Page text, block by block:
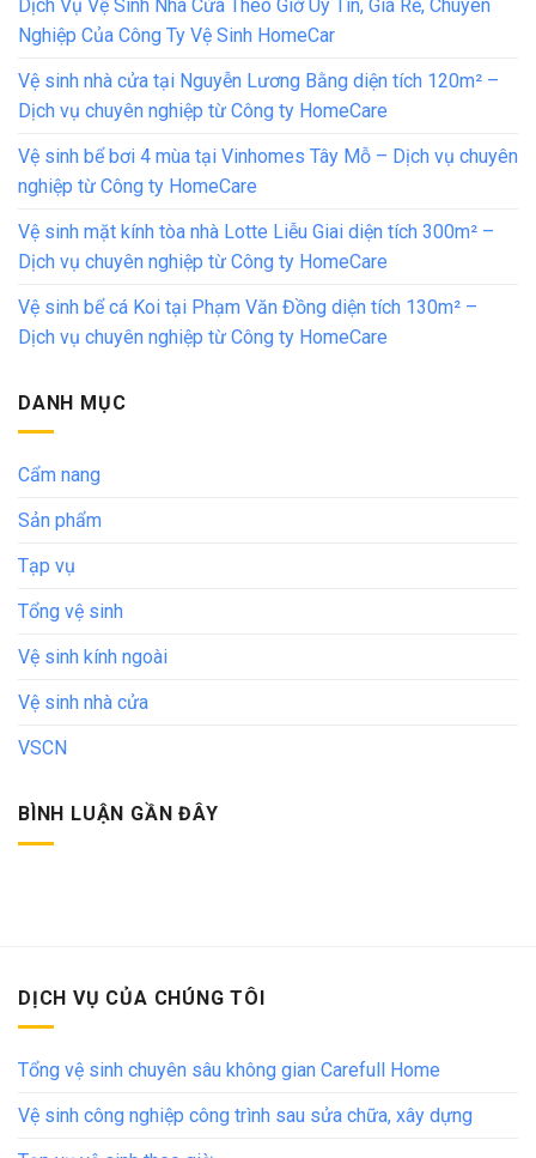
Dịch Vụ Vệ Sinh Nhà Cửa Theo Giờ Uy Tín, Giá Rẻ, Chuyên
Nghiệp Của Công Ty Vệ Sinh HomeCar
Vệ sinh nhà cửa tại Nguyễn Lương Bằng diện tích 120m² –
Dịch vụ chuyên nghiệp từ Công ty HomeCare
Vệ sinh bể bơi 4 mùa tại Vinhomes Tây Mỗ – Dịch vụ chuyên
nghiệp từ Công ty HomeCare
Vệ sinh mặt kính tòa nhà Lotte Liễu Giai diện tích 300m² –
Dịch vụ chuyên nghiệp từ Công ty HomeCare
Vệ sinh bể cá Koi tại Phạm Văn Đồng diện tích 130m² –
Dịch vụ chuyên nghiệp từ Công ty HomeCare
DANH MỤC
Cẩm nang
Sản phẩm
Tạp vụ
Tổng vệ sinh
Vệ sinh kính ngoài
Vệ sinh nhà cửa
VSCN
BÌNH LUẬN GẦN ĐÂY
DỊCH VỤ CỦA CHÚNG TÔI
Tổng vệ sinh chuyên sâu không gian Carefull Home
Vệ sinh công nghiệp công trình sau sửa chữa, xây dựng